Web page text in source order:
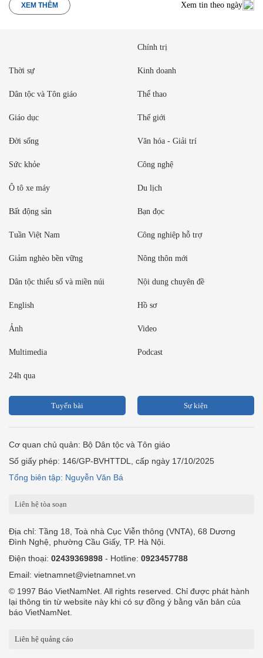
XEM THÊM Xem tin theo ngày
Chính trị
Thời sự Kinh doanh
Dân tộc và Tôn giáo Thể thao
Giáo dục Thế giới
Đời sống Văn hóa - Giải trí
Sức khỏe Công nghệ
Ô tô xe máy Du lịch
Bất động sản Bạn đọc
Tuần Việt Nam Công nghiệp hỗ trợ
Giảm nghèo bền vững Nông thôn mới
Dân tộc thiểu số và miền núi Nội dung chuyên đề
English Hồ sơ
Ảnh Video
Multimedia Podcast
24h qua
Tuyến bài Sự kiện
Cơ quan chủ quản: Bộ Dân tộc và Tôn giáo
Số giấy phép: 146/GP-BVHTTDL, cấp ngày 17/10/2025
Tổng biên tập: Nguyễn Văn Bá
Liên hệ tòa soạn
Địa chỉ: Tầng 18, Toà nhà Cục Viễn thông (VNTA), 68 Dương
Đình Nghệ, phường Cầu Giấy, TP. Hà Nội.
Điện thoại: 02439369898 - Hotline: 0923457788
Email: vietnamnet@vietnamnet.vn
© 1997 Báo VietNamNet. All rights reserved. Chỉ được phát hành
lại thông tin từ website này khi có sự đồng ý bằng văn bản của
báo VietNamNet.
Liên hệ quảng cáo